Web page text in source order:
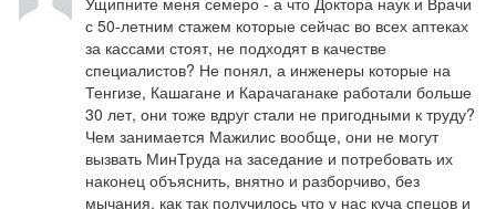
с 50-летним стажем которые сейчас во всех аптеках
за кассами стоят, не подходят в качестве
специалистов? Не понял, а инженеры которые на
Тенгизе, Кашагане и Карачаганаке работали больше
30 лет, они тоже вдруг стали не пригодными к труду?
Чем занимается Мажилис вообще, они не могут
вызвать МинТруда на заседание и потребовать их
наконец объяснить, внятно и разборчиво, без
мычания, как так получилось что у нас куча спецов и